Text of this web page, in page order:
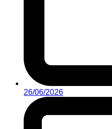
26/06/2026